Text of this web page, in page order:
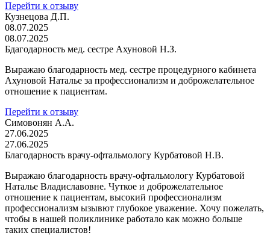
Перейти к отзыву
Кузнецова Д.П.
08.07.2025
08.07.2025
Бдагодарность мед. сестре Ахуновой Н.З.
Выражаю благодарность мед. сестре процедурного кабинета
Ахуновой Наталье за профессионализм и доброжелательное
отношение к пациентам.
Перейти к отзыву
Симовонян А.А.
27.06.2025
27.06.2025
Благодарность врачу-офтальмологу Курбатовой Н.В.
Выражаю благодарность врачу-офтальмологу Курбатовой
Наталье Владиславовне. Чуткое и доброжелательное
отношение к пациентам, высокий профессионализм
профессионализм ызывют глубокое уважение. Хочу пожелать,
чтобы в нашей поликлинике работало как можно больше
таких специалистов!